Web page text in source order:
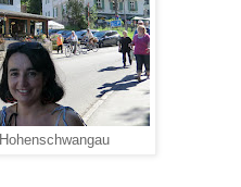
Hohenschwangau